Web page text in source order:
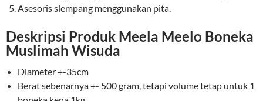
Asesoris slempang menggunakan pita.
Deskripsi Produk Meela Meelo Boneka
Muslimah Wisuda
Diameter +-35cm
Berat sebenarnya +- 500 gram, tetapi volume tetap untuk 1